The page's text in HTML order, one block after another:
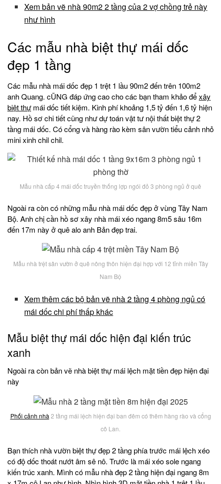
Xem bản vẽ nhà 90m2 2 tầng của 2 vợ chồng trẻ này
như hình
Các mẫu nhà biệt thự mái dốc
đẹp 1 tầng
Các mẫu nhà mái dốc đẹp 1 trệt 1 lầu 90m2 đến trên 100m2
anh Quang. cŨNG đáp ứng cao cho các bạn tham khảo đểxây
biệt thự mái dốc tiết kiệm. Kinh phí khoảng 1,5 tỷ đến 1,6 tỷ hiện
nay. Hồ sơ chi tiết cũng như dự toán vật tư nội thất biệt thự 2
tầng mái dốc. Có cổng và hàng rào kèm sân vườn tiểu cảnh nhỏ
mini xinh chil chil.
Mẫu nhà cấp 4 mái dốc truyền thống lợp ngói đỏ 3 phòng ngủ ở quê
Ngoài ra còn có những mẫu nhà mái dốc đẹp ở vùng Tây Nam
Bộ. Anh chị cần hồ sơ xây nhà mái xéo ngang 8m5 sâu 16m
đến 17m này ở quê alo anh Bản đẹp trai.
Mẫu nhà trệt sân vườn ở quê nông thôn hiện đại hợp với 12 tỉnh miền Tây
Nam Bộ
Xem thêm các bộ bản vẽ nhà 2 tầng 4 phòng ngủ có
mái dốc chi phí thấp khác
Mẫu biệt thự mái dốc hiện đại kiến trúc
xanh
Ngoài ra còn bản vẽ nhà biệt thự mái lệch mặt tiền đẹp hiện đại
này
Phối cảnh nhà 2 tầng mái lệch hiện đại ban đêm có thêm hàng rào và cổng
cô Lan.
Bạn thích nhà vườn biệt thự đẹp 2 tầng phía trước mái lệch xéo
có độ dốc thoát nướt âm sê nô. Trước là mái xéo sole ngang
kiến trúc xanh. Mình có mẫu nhà đẹp 2 tầng hiện đại ngang 8m